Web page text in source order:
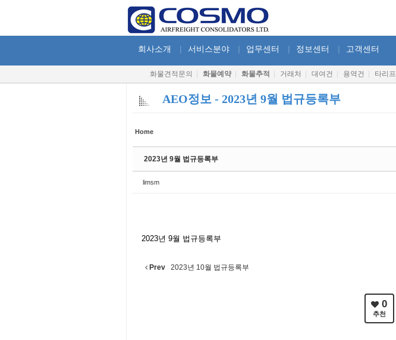
회사소개 | 서비스분야 | 업무센터 | 정보센터 | 고객센터
화물견적문의 화물예약 화물추적 거래처 대여건 용역건 타리프
AEO정보 - 2023년 9월 법규등록부
Home
2023년 9월 법규등록부
limsm
2023년 9월 법규등록부
Prev 2023년 10월 법규등록부
0
추천
Sketchbook5, 스케치북5
Sketchbook5, 스케치북5
Sketchbook5, 스케치북5
Sketchbook5, 스케치북5